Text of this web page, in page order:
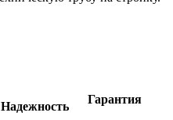
Надежность
Гарантия